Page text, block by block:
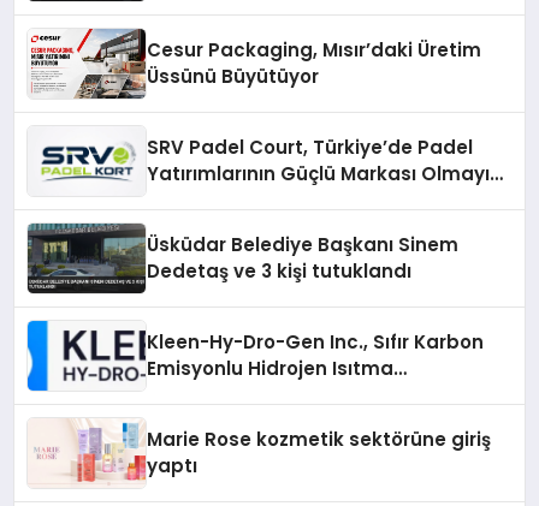
Cesur Packaging, Mısır’daki Üretim
Üssünü Büyütüyor
SRV Padel Court, Türkiye’de Padel
Yatırımlarının Güçlü Markası Olmayı
Üsküdar Belediye Başkanı Sinem
Dedetaş ve 3 kişi tutuklandı
Kleen-Hy-Dro-Gen Inc., Sıfır Karbon
Emisyonlu Hidrojen Isıtma
Marie Rose kozmetik sektörüne giriş
yaptı